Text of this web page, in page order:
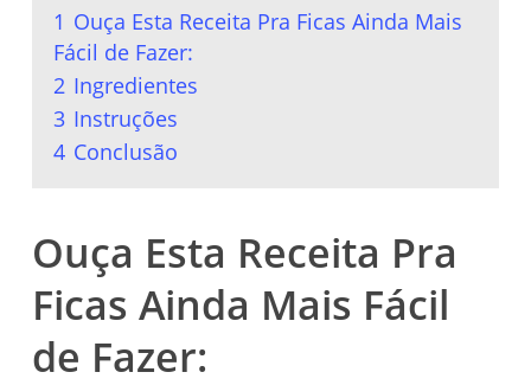
1 Ouça Esta Receita Pra Ficas Ainda Mais
Fácil de Fazer:
2 Ingredientes
3 Instruções
4 Conclusão
Ouça Esta Receita Pra
Ficas Ainda Mais Fácil
de Fazer: